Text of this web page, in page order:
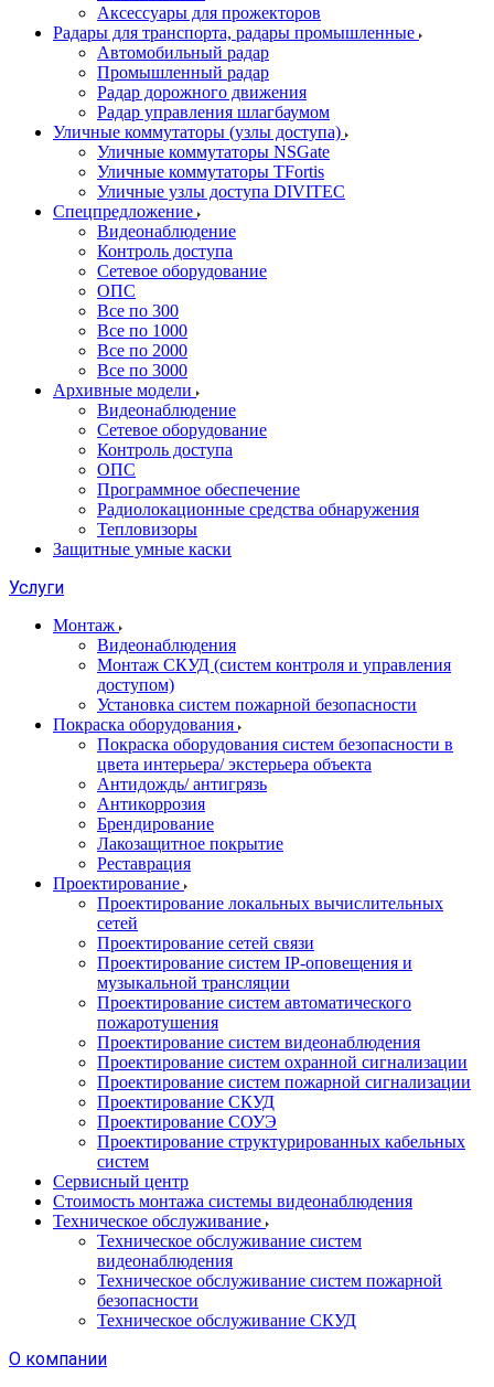
Аксессуары для прожекторов
Радары для транспорта, радары промышленные
Автомобильный радар
Промышленный радар
Радар дорожного движения
Радар управления шлагбаумом
Уличные коммутаторы (узлы доступа)
Уличные коммутаторы NSGate
Уличные коммутаторы TFortis
Уличные узлы доступа DIVITEC
Спецпредложение
Видеонаблюдение
Контроль доступа
Сетевое оборудование
ОПС
Все по 300
Все по 1000
Все по 2000
Все по 3000
Архивные модели
Видеонаблюдение
Сетевое оборудование
Контроль доступа
ОПС
Программное обеспечение
Радиолокационные средства обнаружения
Тепловизоры
Защитные умные каски
Услуги
Монтаж
Видеонаблюдения
Монтаж СКУД (систем контроля и управления
доступом)
Установка систем пожарной безопасности
Покраска оборудования
Покраска оборудования систем безопасности в
цвета интерьера/ экстерьера объекта
Антидождь/ антигрязь
Антикоррозия
Брендирование
Лакозащитное покрытие
Реставрация
Проектирование
Проектирование локальных вычислительных
сетей
Проектирование сетей связи
Проектирование систем IP-оповещения и
музыкальной трансляции
Проектирование систем автоматического
пожаротушения
Проектирование систем видеонаблюдения
Проектирование систем охранной сигнализации
Проектирование систем пожарной сигнализации
Проектирование СКУД
Проектирование СОУЭ
Проектирование структурированных кабельных
систем
Сервисный центр
Стоимость монтажа системы видеонаблюдения
Техническое обслуживание
Техническое обслуживание систем
видеонаблюдения
Техническое обслуживание систем пожарной
безопасности
Техническое обслуживание СКУД
О компании